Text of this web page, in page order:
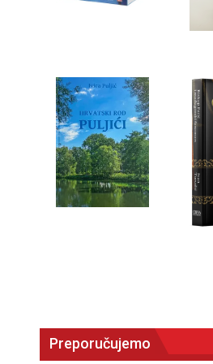
Preporučujemo